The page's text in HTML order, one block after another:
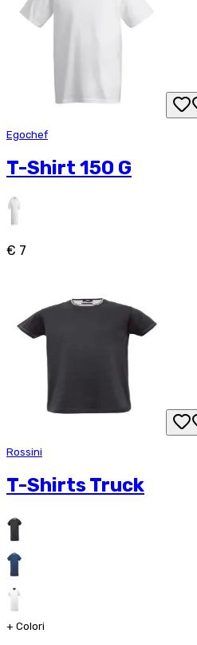
Egochef
T-Shirt 150 G
€ 7
Rossini
T-Shirts Truck
+ Colori